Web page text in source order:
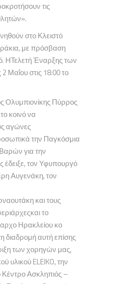
τις
στο Κλειστό
με πρόσβαση
ΗΤελετή Έναρξης των
Μαΐου στις 18:00 το
Ολυμπιονίκης Πύρρος
κοινό να
αγώνες
την Παγκόσμια
για την
έδειξε, τον Υφυπουργό
Αυγενάκη, τον
και τους
το
Ηρακλείου κο
διαδρομή αυτή επίσης
των χορηγών μας,
υλικού ELEIKO, την
Ασκληπιός –